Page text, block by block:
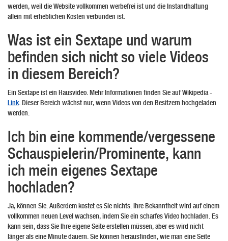
werden, weil die Website vollkommen werbefrei ist und die Instandhaltung
allein mit erheblichen Kosten verbunden ist.
Was ist ein Sextape und warum
befinden sich nicht so viele Videos
in diesem Bereich?
Ein Sextape ist ein Hausvideo. Mehr Informationen finden Sie auf Wikipedia -
Link . Dieser Bereich wächst nur, wenn Videos von den Besitzern hochgeladen
werden.
Ich bin eine kommende/vergessene
Schauspielerin/Prominente, kann
ich mein eigenes Sextape
hochladen?
Ja, können Sie. Außerdem kostet es Sie nichts. Ihre Bekanntheit wird auf einem
vollkommen neuen Level wachsen, indem Sie ein scharfes Video hochladen. Es
kann sein, dass Sie Ihre eigene Seite erstellen müssen, aber es wird nicht
länger als eine Minute dauern. Sie können herausfinden, wie man eine Seite